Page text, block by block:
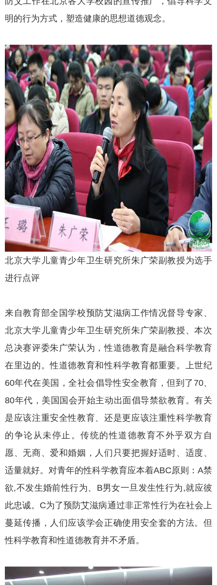
明的行为方式，塑造健康的思想道德观念。
北京大学儿童青少年卫生研究所朱广荣副教授为选手
进行点评
来自教育部全国学校预防艾滋病工作情况督导专家、
北京大学儿童青少年卫生研究所朱广荣副教授、本次
总决赛评委朱广荣认为，性道德教育是融合科学教育
在里边的。性道德教育和性科学教育都重要。上世纪
60年代在美国，全社会倡导性安全教育，但到了70、
80年代，美国国会开始主动出面倡导禁欲教育。有关
是应该注重安全性教育、还是更应该注重性科学教育
的争论从未停止。传统的性道德教育不外乎双方自
愿、无商、爱和婚姻，人们只要把握好适时、适度、
适量就好。对青年的性科学教育应本着ABC原则：A禁
欲,不发生婚前性行为、B男女一旦发生性行为,就应彼
此忠诚。C为了预防艾滋病通过非正常性行为在社会上
蔓延传播，人们应该学会正确使用安全套的方法。但
性科学教育和性道德教育并不矛盾。